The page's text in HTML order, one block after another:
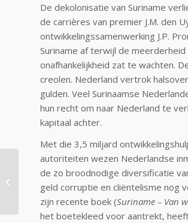
De dekolonisatie van Suriname
de carrières van premier J.M. den
ontwikkelingssamenwerking J.P.
Suriname af terwijl de
onafhankelijkheid zat te wachten.
creolen. Nederland vertrok
gulden. Veel Surinaamse
hun recht om naar Nederland te
kapitaal achter.
Met die 3,5 miljard
autoriteiten wezen Nederlandse
de zo broodnodige diversificatie
geld corruptie en cliëntelisme nog
zijn recente boek (Suriname – Van
het boetekleed voor aantrekt,
De NPO heeft lak aan
Hindoestanen!